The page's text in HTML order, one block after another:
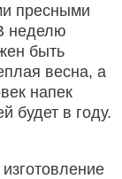
пресными
неделю
быть
весна, а
напек
будет в году.